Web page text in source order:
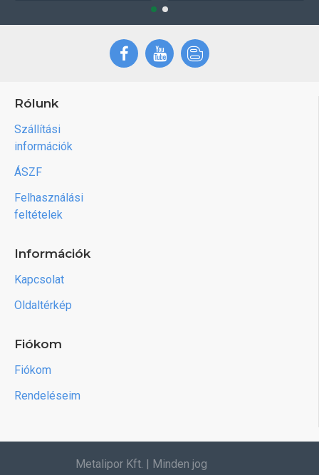
Rólunk
Szállítási
információk
ÁSZF
Felhasználási
feltételek
Információk
Kapcsolat
Oldaltérkép
Fiókom
Fiókom
Rendeléseim
Metalipor Kft. | Minden jog